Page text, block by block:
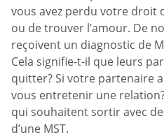
vous avez perdu votre droit
ou de trouver l’amour. De
reçoivent un diagnostic de
Cela signifie-t-il que leurs
quitter? Si votre partenaire
vous entretenir une
qui souhaitent sortir avec
d’une MST.